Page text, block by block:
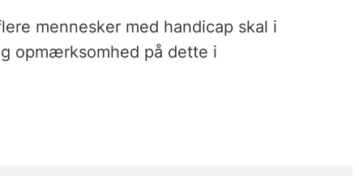
mennesker med handicap skal i
opmærksomhed på dette i